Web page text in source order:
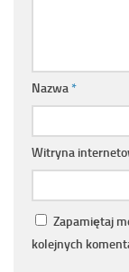
Nazwa*
Witryna
Zapamiętaj
kolejnych